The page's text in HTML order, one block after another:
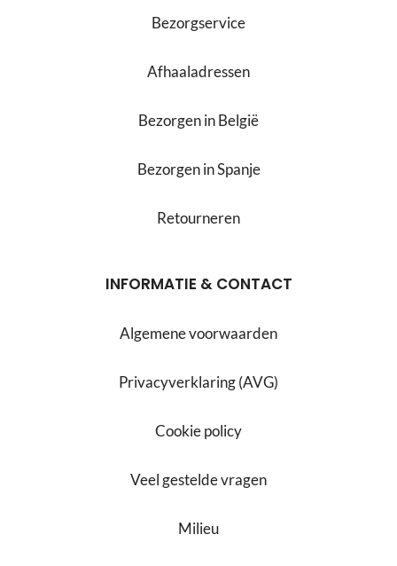
Bezorgservice
Afhaaladressen
Bezorgen in België
Bezorgen in Spanje
Retourneren
INFORMATIE & CONTACT
Algemene voorwaarden
Privacyverklaring (AVG)
Cookie policy
Veel gestelde vragen
Milieu